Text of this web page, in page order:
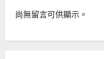
尚無留言可供顯示。